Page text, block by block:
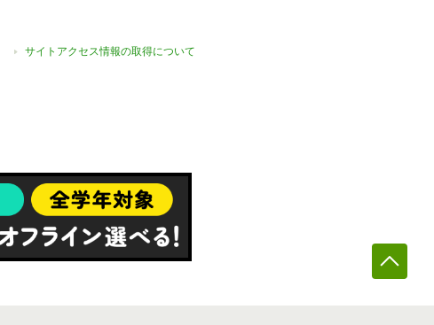
サイトアクセス情報の取得について